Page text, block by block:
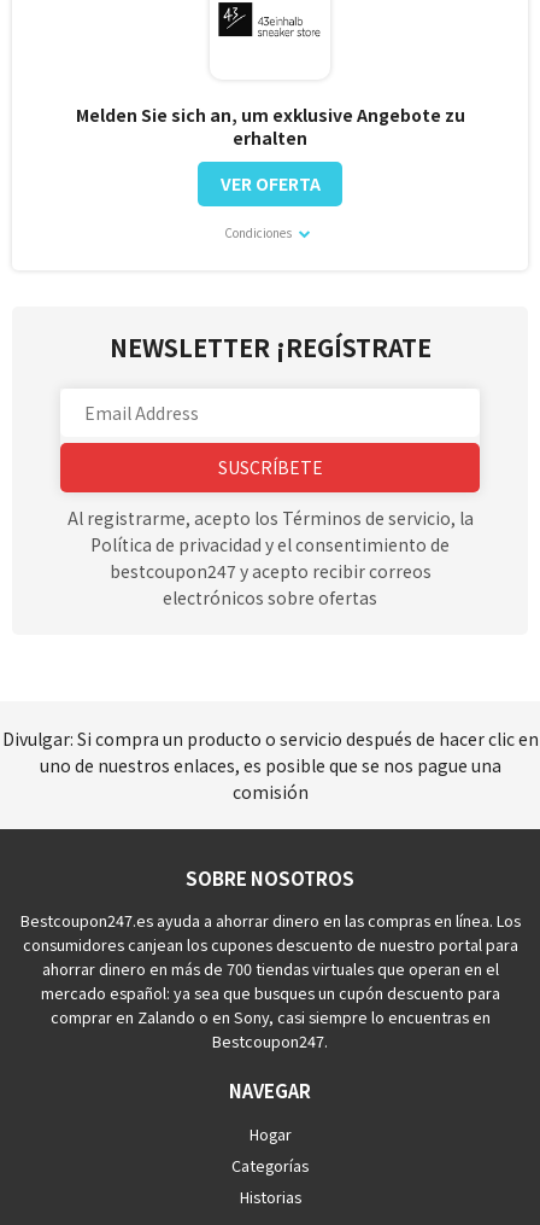
Melden Sie sich an, um exklusive Angebote zu
erhalten
Condiciones
VER OFERTA
NEWSLETTER ¡REGÍSTRATE
SUSCRÍBETE
Al registrarme, acepto los Términos de servicio, la
Política de privacidad y el consentimiento de
bestcoupon247 y acepto recibir correos
electrónicos sobre ofertas
Divulgar: Si compra un producto o servicio después de hacer clic en
uno de nuestros enlaces, es posible que se nos pague una
comisión
SOBRE NOSOTROS
Bestcoupon247.es ayuda a ahorrar dinero en las compras en línea. Los
consumidores canjean los cupones descuento de nuestro portal para
ahorrar dinero en más de 700 tiendas virtuales que operan en el
mercado español: ya sea que busques un cupón descuento para
comprar en Zalando o en Sony, casi siempre lo encuentras en
Bestcoupon247.
NAVEGAR
Hogar
Categorías
Historias